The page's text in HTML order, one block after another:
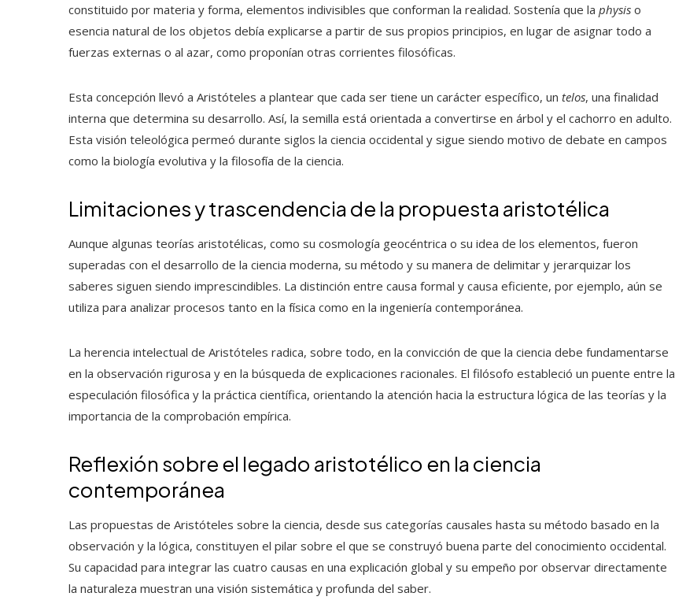
constituido por materia y forma, elementos indivisibles que conforman la realidad. Sostenía que la physis o
esencia natural de los objetos debía explicarse a partir de sus propios principios, en lugar de asignar todo a
fuerzas externas o al azar, como proponían otras corrientes filosóficas.
Esta concepción llevó a Aristóteles a plantear que cada ser tiene un carácter específico, un telos, una finalidad
interna que determina su desarrollo. Así, la semilla está orientada a convertirse en árbol y el cachorro en adulto.
Esta visión teleológica permeó durante siglos la ciencia occidental y sigue siendo motivo de debate en campos
como la biología evolutiva y la filosofía de la ciencia.
Limitaciones y trascendencia de la propuesta aristotélica
Aunque algunas teorías aristotélicas, como su cosmología geocéntrica o su idea de los elementos, fueron
superadas con el desarrollo de la ciencia moderna, su método y su manera de delimitar y jerarquizar los
saberes siguen siendo imprescindibles. La distinción entre causa formal y causa eficiente, por ejemplo, aún se
utiliza para analizar procesos tanto en la física como en la ingeniería contemporánea.
La herencia intelectual de Aristóteles radica, sobre todo, en la convicción de que la ciencia debe fundamentarse
en la observación rigurosa y en la búsqueda de explicaciones racionales. El filósofo estableció un puente entre la
especulación filosófica y la práctica científica, orientando la atención hacia la estructura lógica de las teorías y la
importancia de la comprobación empírica.
Reflexión sobre el legado aristotélico en la ciencia
contemporánea
Las propuestas de Aristóteles sobre la ciencia, desde sus categorías causales hasta su método basado en la
observación y la lógica, constituyen el pilar sobre el que se construyó buena parte del conocimiento occidental.
Su capacidad para integrar las cuatro causas en una explicación global y su empeño por observar directamente
la naturaleza muestran una visión sistemática y profunda del saber.